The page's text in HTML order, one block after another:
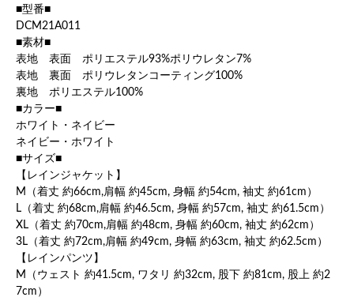
■型番■
DCM21A011
■素材■
表地 表面 ポリエステル93%ポリウレタン7%
表地 裏面 ポリウレタンコーティング100%
裏地 ポリエステル100%
■カラー■
ホワイト・ネイビー
ネイビー・ホワイト
■サイズ■
【レインジャケット】
M（着丈 約66cm,肩幅 約45cm, 身幅 約54cm, 袖丈 約61cm）
L（着丈 約68cm,肩幅 約46.5cm, 身幅 約57cm, 袖丈 約61.5cm）
XL（着丈 約70cm,肩幅 約48cm, 身幅 約60cm, 袖丈 約62cm）
3L（着丈 約72cm,肩幅 約49cm, 身幅 約63cm, 袖丈 約62.5cm）
【レインパンツ】
M（ウェスト 約41.5cm, ワタリ 約32cm, 股下 約81cm, 股上 約2
7cm）